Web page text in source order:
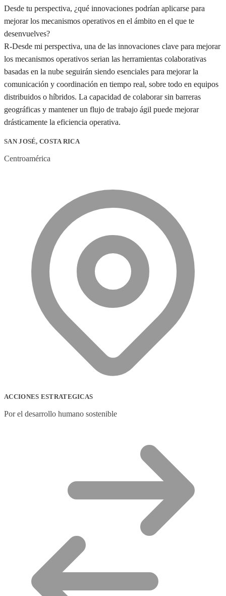
Desde tu perspectiva, ¿qué innovaciones podrían aplicarse para
mejorar los mecanismos operativos en el ámbito en el que te
desenvuelves?
R-Desde mi perspectiva, una de las innovaciones clave para mejorar
los mecanismos operativos serian las herramientas colaborativas
basadas en la nube seguirán siendo esenciales para mejorar la
comunicación y coordinación en tiempo real, sobre todo en equipos
distribuidos o híbridos. La capacidad de colaborar sin barreras
geográficas y mantener un flujo de trabajo ágil puede mejorar
drásticamente la eficiencia operativa.
SAN JOSÉ, COSTA RICA
Centroamérica
ACCIONES ESTRATEGICAS
Por el desarrollo humano sostenible